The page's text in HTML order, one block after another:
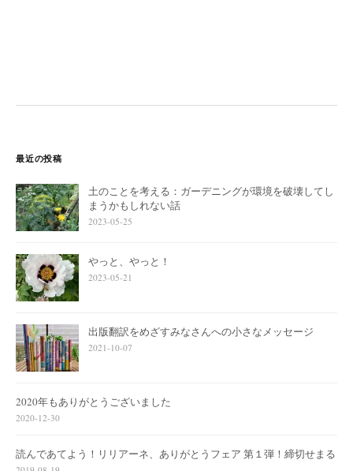
最近の投稿
土のことを考える：ガーデニングが環境を破壊してし
まうかもしれない話
2023-05-25
やっと、やっと！
2023-05-21
出版翻訳をめざすみなさんへの小さなメッセージ
2021-10-07
2020年もありがとうございました
2020-12-30
読んであてよう！リリアーネ、ありがとうフェア 第１弾！締切せまる